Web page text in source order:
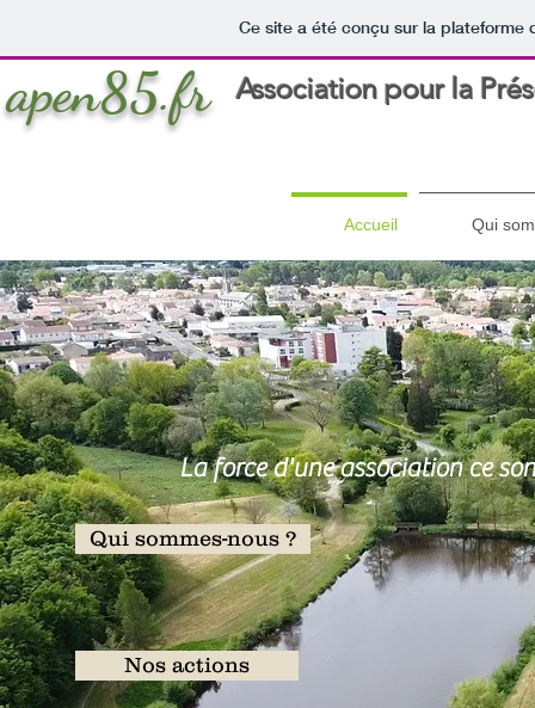
Ce site a été conçu sur la
apen85.fr Association pour la
Accueil Qui
La force d'une association ce
Qui sommes-nous ?
Nos actions